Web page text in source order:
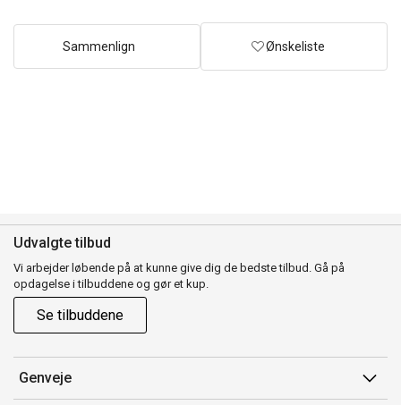
Sammenlign Ønskeliste
Udvalgte tilbud
Vi arbejder løbende på at kunne give dig de bedste tilbud. Gå på
opdagelse i tilbuddene og gør et kup.
Se tilbuddene
Genveje